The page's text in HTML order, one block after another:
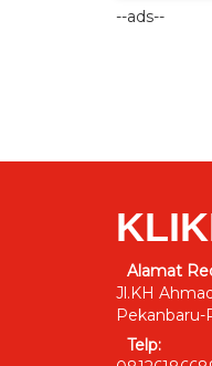
--ads--
Alamat
Jl.KH
Pekanbaru-
Telp: